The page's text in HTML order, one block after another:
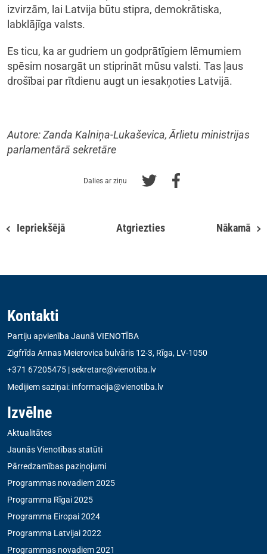
izvirzām, lai Latvija būtu stipra, demokrātiska,
labklājīga valsts.
Es ticu, ka ar gudriem un godprātīgiem lēmumiem
spēsim nosargāt un stiprināt mūsu valsti. Tas ļaus
drošībai par rītdienu augt un iesakņoties Latvijā.
Autore: Zanda Kalniņa-Lukaševica, Ārlietu ministrijas
parlamentārā sekretāre
Dalies ar ziņu
Iepriekšējā Atgriezties Nākamā
Kontakti
Partiju apvienība Jaunā VIENOTĪBA
Zigfrīda Annas Meierovica bulvāris 12-3, Rīga, LV-1050
+371 67205475 |sekretare@vienotiba.lv
Medijiem saziņai: informacija@vienotiba.lv
Izvēlne
Aktualitātes
Jaunās Vienotības statūti
Pārredzamības paziņojumi
Programmas novadiem 2025
Programma Rīgai 2025
Programma Eiropai 2024
Programma Latvijai 2022
Programmas novadiem 2021